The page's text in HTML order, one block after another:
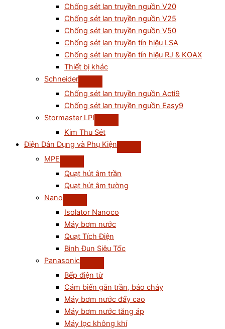
Chống sét lan truyền nguồn V20
Chống sét lan truyền nguồn V25
Chống sét lan truyền nguồn V50
Chống sét lan truyền tín hiệu LSA
Chống sét lan truyền tín hiệu RJ & KOAX
Thiết bị khác
Schneider
Chống sét lan truyền nguồn Acti9
Chống sét lan truyền nguồn Easy9
Stormaster LPI
Kim Thu Sét
Điện Dân Dụng và Phụ Kiện
MPE
Quạt hút âm trần
Quạt hút âm tường
Nano
Isolator Nanoco
Máy bơm nước
Quạt Tích Điện
Bình Đun Siêu Tốc
Panasonic
Bếp điện từ
Cám biến gắn trần, báo cháy
Máy bơm nước đẩy cao
Máy bơm nước tăng áp
Máy lọc không khí